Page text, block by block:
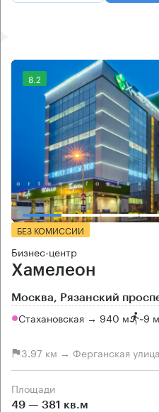
8.2
БЕЗ КОМИССИИ
Бизнес-центр
Хамелеон
Москва, Рязанский
Стахановская → 940 м ~9
3.97 км → Ферганская улица
Площади
49 — 381 кв.м